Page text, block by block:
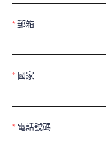
郵箱
國家
電話號碼